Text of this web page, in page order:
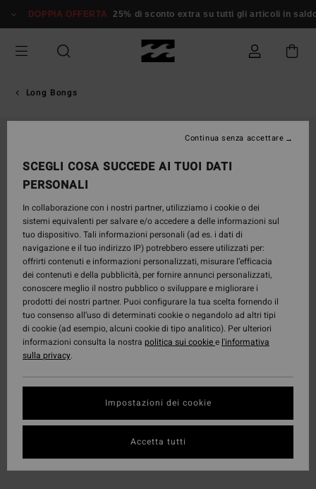
alle
prodotto
DOPPIA OFFERTA 25% di sconto extra su tutti gli articoli in saldo*
Long Bongs
SCEGLI COSA SUCCEDE AI TUOI DATI
PERSONALI
In collaborazione con i nostri partner, utilizziamo i cookie o dei
sistemi equivalenti per salvare e/o accedere a delle informazioni sul
tuo dispositivo. Tali informazioni personali (ad es. i dati di
navigazione e il tuo indirizzo IP) potrebbero essere utilizzati per:
offrirti contenuti e informazioni personalizzati, misurare l’efficacia
dei contenuti e della pubblicità, per fornire annunci personalizzati,
conoscere meglio il nostro pubblico o sviluppare e migliorare i
prodotti dei nostri partner. Puoi configurare la tua scelta fornendo il
tuo consenso all’uso di determinati cookie o negandolo ad altri tipi
di cookie (ad esempio, alcuni cookie di tipo analitico). Per ulteriori
informazioni consulta la nostra politica sui cookiee l'informativa
sulla privacy.
Impostazioni dei cookie
Continua senza accettare
Accetta tutti